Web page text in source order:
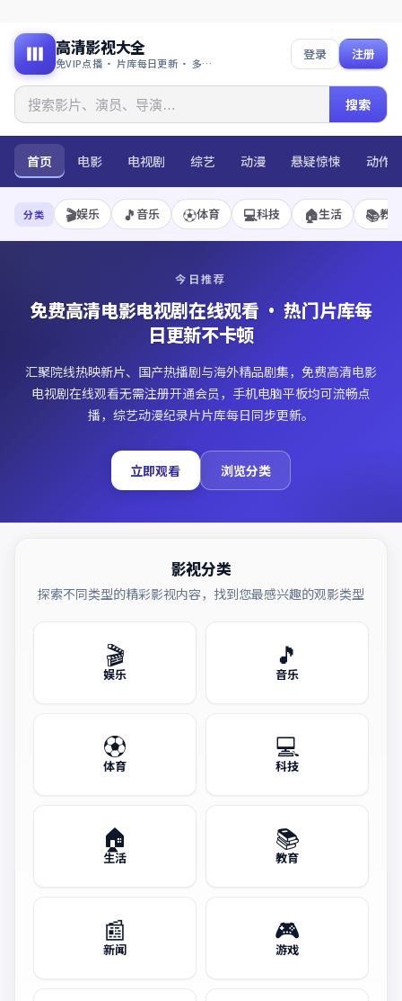
高清影视大全
免VIP点播 · 片库每日更新 · 多端流畅播放
搜索
登录 注册
首页 电影 电视剧 综艺 动漫 悬疑惊悚 动作
分类 🎬娱乐 🎵 音乐 ⚽体育 💻科技 🏠生活 📚教育
今日推荐
免费高清电影电视剧在线观看 · 热门片库每
日更新不卡顿
汇聚院线热映新片、国产热播剧与海外精品剧集，免费高清电影
电视剧在线观看无需注册开通会员，手机电脑平板均可流畅点
播，综艺动漫纪录片片库每日同步更新。
立即观看 浏览分类
影视分类
探索不同类型的精彩影视内容，找到您最感兴趣的观影类型
🎬
娱乐
🎵
音乐
⚽
体育
💻
科技
🏠
生活
📚
教育
📰
新闻
🎮
游戏